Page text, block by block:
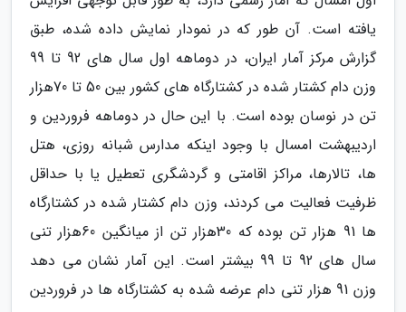
یافته است. آن طور که در نمودار نمایش داده شده، طبق
گزارش مرکز آمار ایران، در دوماهه اول سال های 92 تا 99
وزن دام کشتار شده در کشتارگاه های کشور بین 50 تا 70هزار
تن در نوسان بوده است. با این حال در دوماهه فروردین و
اردیبهشت امسال با وجود اینکه مدارس شبانه روزی، هتل
ها، تالارها، مراکز اقامتی و گردشگری تعطیل یا با حداقل
ظرفیت فعالیت می کردند، وزن دام کشتار شده در کشتارگاه
ها 91 هزار تن بوده که 30هزار تن از میانگین 60هزار تنی
سال های 92 تا 99 بیشتر است. این آمار نشان می دهد
وزن 91 هزار تنی دام عرضه شده به کشتارگاه ها در فروردین